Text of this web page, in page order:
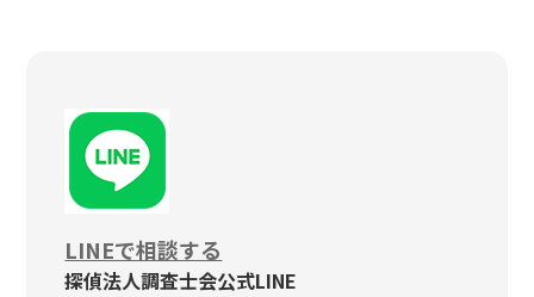
LINEで相談する
探偵法人調査士会公式LINE